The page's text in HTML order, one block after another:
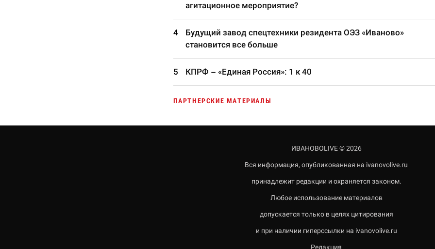
агитационное мероприятие?
Будущий завод спецтехники резидента ОЭЗ «Иваново»
становится все больше
КПРФ – «Единая Россия»: 1 к 40
ПАРТНЕРСКИЕ МАТЕРИАЛЫ
ИВАНОВОLIVE © 2026
Вся информация, опубликованная на ivanovolive.ru
принадлежит редакции и охраняется законом.
Любое использование материалов
допускается только в целях цитирования
и при наличии гиперссылки на ivanovolive.ru
Редакция